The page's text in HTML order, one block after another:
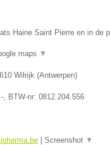
Haine Saint Pierre en in de
maps ▼
Wilrijk(Antwerpen)
-, BTW-nr: 0812.204.556
| Screenshot ▼